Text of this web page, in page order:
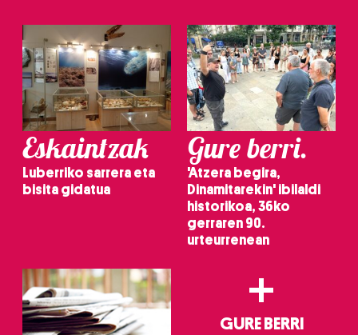
Eskaintzak
Luberriko sarrera eta
bisita gidatua
Gure berri.
'Atzera begira,
Dinamitarekin' ibilaldi
historikoa, 36ko
gerraren 90.
urteurrenean
+
GURE BERRI